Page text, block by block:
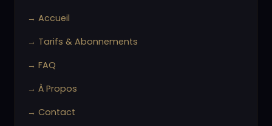
→ Accueil
→ Tarifs & Abonnements
→ FAQ
→ À Propos
→ Contact